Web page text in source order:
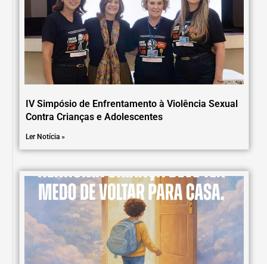
IV Simpósio de Enfrentamento à Violência Sexual
Contra Crianças e Adolescentes
Ler Notícia »